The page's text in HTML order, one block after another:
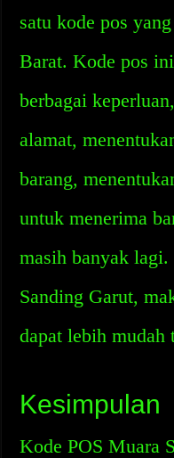
satu kode pos
Barat. Kode pos
berbagai
alamat,
barang,
untuk menerima
masih banyak
Sanding Garut,
dapat lebih mudah
Kesimpulan
Kode POS Muara